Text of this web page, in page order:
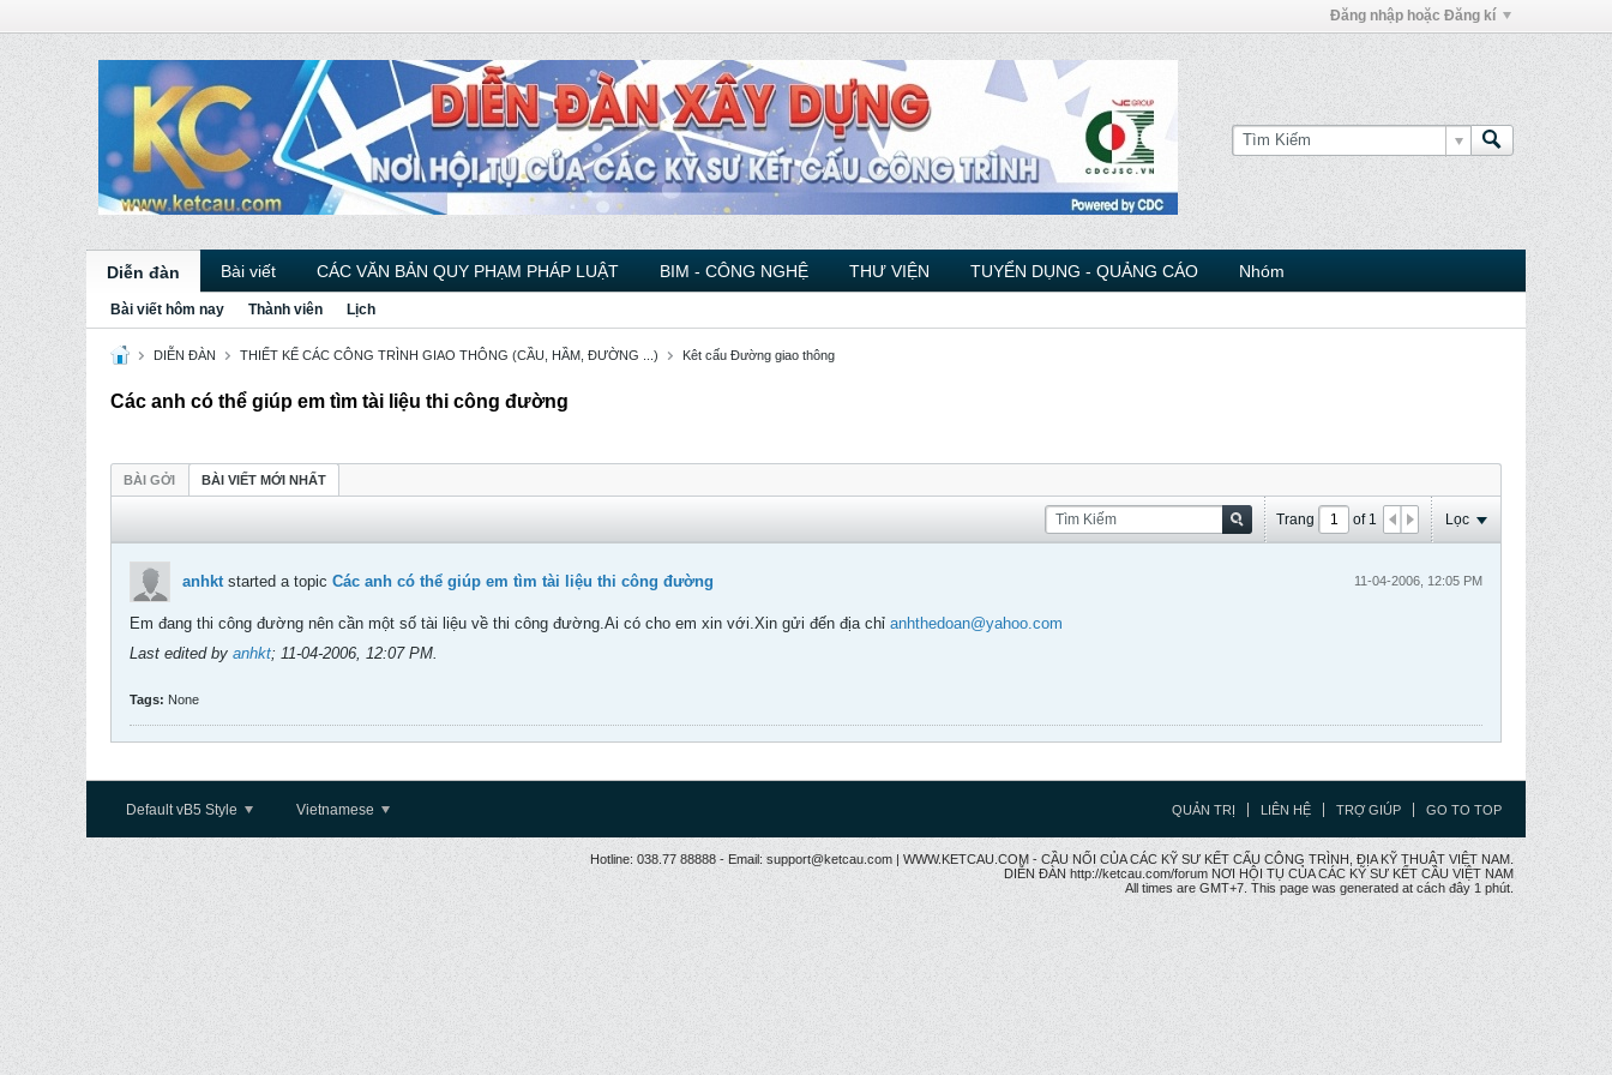
Đăng nhập hoặc Đăng kí
Diễn đàn Bài viết CÁC VĂN BẢN QUY PHẠM PHÁP LUẬT BIM - CÔNG NGHỆ THƯ VIỆN TUYỂN DỤNG - QUẢNG CÁO Nhóm
Bài viết hôm nay Thành viên Lịch
DIỄN ĐÀN THIẾT KẾ CÁC CÔNG TRÌNH GIAO THÔNG (CẦU, HẦM, ĐƯỜNG ...) Kêt cấu Đường giao thông
Các anh có thể giúp em tìm tài liệu thi công đường
BÀI GỞI BÀI VIẾT MỚI NHẤT
Trang of 1 Lọc
anhktstarted a topic Các anh có thể giúp em tìm tài liệu thi công đường 11-04-2006, 12:05 PM
Em đang thi công đường nên cần một số tài liệu về thi công đường.Ai có cho em xin với.Xin gửi đến địa chỉ anhthedoan@yahoo.com
Last edited by anhkt; 11-04-2006, 12:07 PM.
Tags: None
Default vB5 Style Vietnamese QUẢN TRỊ LIÊN HỆ TRỢ GIÚP GO TO TOP
Hotline: 038.77 88888 - Email: support@ketcau.com | WWW.KETCAU.COM - CẦU NỐI CỦA CÁC KỸ SƯ KẾT CẤU CÔNG TRÌNH, ĐỊA KỸ THUẬT VIỆT NAM.
DIỄN ĐÀN http://ketcau.com/forum NƠI HỘI TỤ CỦA CÁC KỸ SƯ KẾT CÂU VIỆT NAM
All times are GMT+7. This page was generated at cách đây 1 phút.